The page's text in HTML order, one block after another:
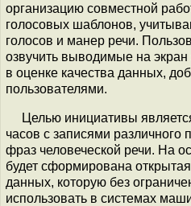
организацию совместной
голосовых шаблонов,
голосов и манер речи.
озвучить выводимые на
в оценке качества данных,
пользователями.
Целью инициативы
часов c записями
фраз человеческой речи. На
будет сформирована
данных, которую без
использовать в системах